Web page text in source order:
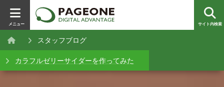
メニュー サイト内検索
スタッフブログ
カラフルゼリーサイダーを作ってみた